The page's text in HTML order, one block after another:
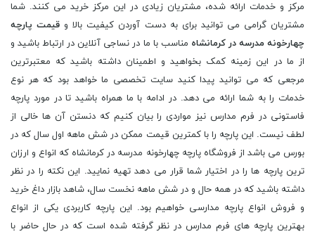
مرکز و خدمات ارائه شده، مشتریان زیادی در این مرکز خرید می کنند. شما
مشتریان گرامی می توانید برای به دست آوردن کیفیت بالا و قیمت پارچه
چهارخونه مدرسه در کرمانشاه مناسب با ما در نساجی آنلاین در ارتباط باشید و
از ما در این زمینه کمک بخواهید و اطمینان داشته باشید که معتبرترین
مرجعی که می توانید پیدا کنید سایت تخصصی ما خواهد بود که هر نوع
خدمات را به شما ارائه می دهد. در ادامه با ما همراه باشید تا در مورد پارچه
فاستونی در فرم مدارس نیز مواردی را بیان کنیم که دنستن آن ها خالی از
لطف نیست. این پارچه را با کمترین قیمت ممکن در شش ماهه اول سال که در
بورس می باشد از فروشگاه پارچه چهارخونه مدرسه در کرمانشاه که انواع و ارزان
ترین پارچه ها را در اختیار شما قرار می دهد تهیه نمایید. این نکته را در نظر
داشته باشید که در همه حال و در شش ماهه نخست سال، شاهد بازار داغ خرید
و فروش انواع پارچه مدارسی خواهیم بود. این پارچه کاربردی یکی از انواع
بهترین پارچه های فرم مدارس در نظر گرفته شده است که در حال حاضر با